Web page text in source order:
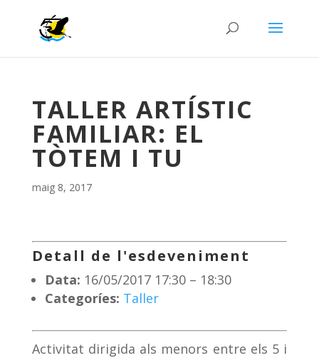
TALLER ARTÍSTIC
FAMILIAR: EL
TÒTEM I TU
maig 8, 2017
Detall de l'esdeveniment
Data: 16/05/2017 17:30– 18:30
Categoríes: Taller
Activitat dirigida als menors entre els 5 i